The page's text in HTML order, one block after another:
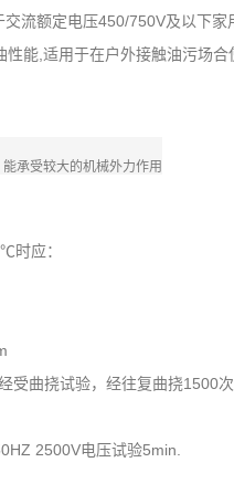
交流额定电压450/750V及以下
能,适用于在户外接触油污场合
承受较大的机械外力作用
时应：
曲挠试验，经往复曲挠1500
2500V电压试验5min.